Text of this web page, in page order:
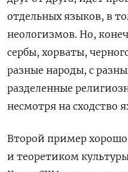
отдельных языков, в
неологизмов. Но,
сербы, хорваты,
разные народы, с
разделенные
несмотря на сходство
Второй пример
и теоретиком